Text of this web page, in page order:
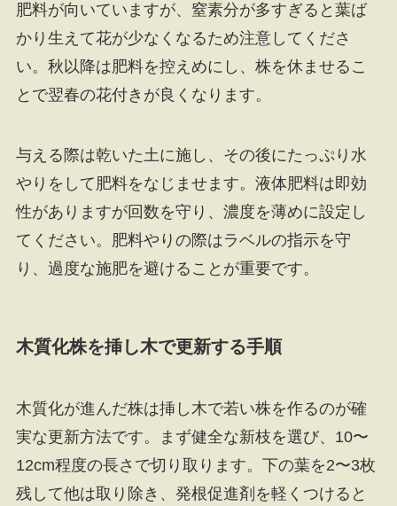
肥料が向いていますが、窒素分が多すぎると葉ば
かり生えて花が少なくなるため注意してくださ
い。秋以降は肥料を控えめにし、株を休ませるこ
とで翌春の花付きが良くなります。
与える際は乾いた土に施し、その後にたっぷり水
やりをして肥料をなじませます。液体肥料は即効
性がありますが回数を守り、濃度を薄めに設定し
てください。肥料やりの際はラベルの指示を守
り、過度な施肥を避けることが重要です。
木質化株を挿し木で更新する手順
木質化が進んだ株は挿し木で若い株を作るのが確
実な更新方法です。まず健全な新枝を選び、10〜
12cm程度の長さで切り取ります。下の葉を2〜3枚
残して他は取り除き、発根促進剤を軽くつけると